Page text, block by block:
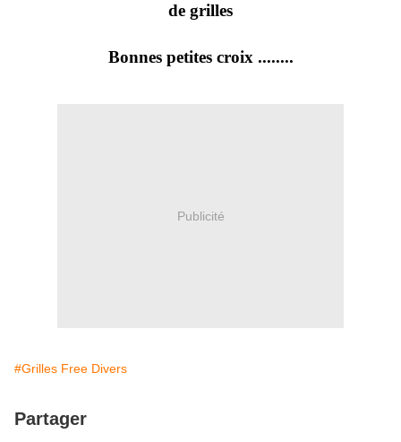
de grilles
Bonnes petites croix ........
Publicité
#Grilles Free Divers
Partager